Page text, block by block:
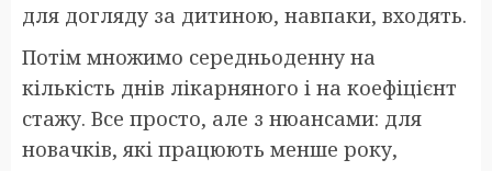
для догляду за дитиною, навпаки, входять.
Потім множимо середньоденну на
кількість днів лікарняного і на коефіцієнт
стажу. Все просто, але з нюансами: для
новачків, які працюють менше року,